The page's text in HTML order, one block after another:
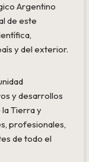
Argentino
de este
y del exterior.
y desarrollos
Tierra y
profesionales,
de todo el